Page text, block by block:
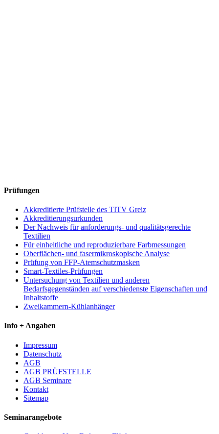
Prüfungen
Akkreditierte Prüfstelle des TITV Greiz
Akkreditierungsurkunden
Der Nachweis für anforderungs- und qualitätsgerechte
Textilien
Für einheitliche und reproduzierbare Farbmessungen
Oberflächen- und fasermikroskopische Analyse
Prüfung von FFP-Atemschutzmasken
Smart-Textiles-Prüfungen
Untersuchung von Textilien und anderen
Bedarfsgegenständen auf verschiedenste Eigenschaften und
Inhaltstoffe
Zweikammern-Kühlanhänger
Info + Angaben
Impressum
Datenschutz
AGB
AGB PRÜFSTELLE
AGB Seminare
Kontakt
Sitemap
Seminarangebote